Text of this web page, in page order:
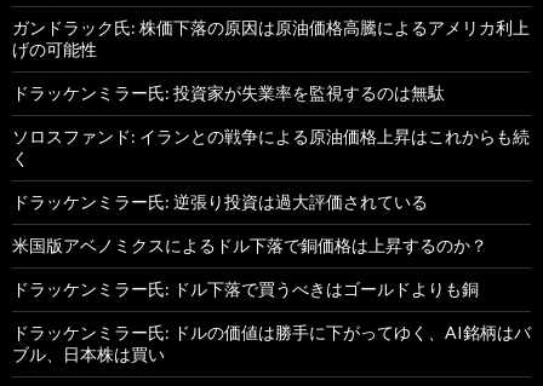
ガンドラック氏: 株価下落の原因は原油価格高騰によるアメリカ利上
げの可能性
ドラッケンミラー氏: 投資家が失業率を監視するのは無駄
ソロスファンド: イランとの戦争による原油価格上昇はこれからも続
く
ドラッケンミラー氏: 逆張り投資は過大評価されている
米国版アベノミクスによるドル下落で銅価格は上昇するのか？
ドラッケンミラー氏: ドル下落で買うべきはゴールドよりも銅
ドラッケンミラー氏: ドルの価値は勝手に下がってゆく、AI銘柄はバ
ブル、日本株は買い